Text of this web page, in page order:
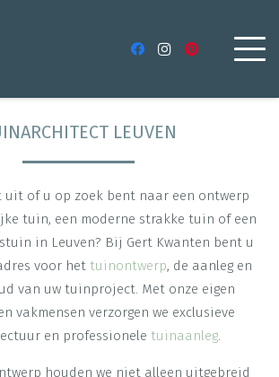
LEUVEN
uit of u op zoek bent naar een ontwerp
tuin, een moderne strakke tuin of een
in Leuven? Bij Gert Kwanten bent u
voor het tuinontwerp, de aanleg en
van uw tuinproject. Met onze eigen
vakmensen verzorgen we exclusieve
en professionele tuinaanleg.
houden we niet alleen uitgebreid